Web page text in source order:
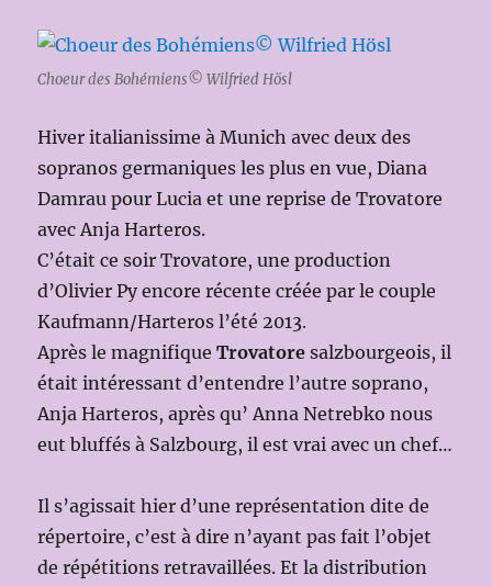
Choeur des Bohémiens© Wilfried Hösl
Hiver italianissime à Munich avec deux des
sopranos germaniques les plus en vue, Diana
Damrau pour Lucia et une reprise de Trovatore
avec Anja Harteros.
C’était ce soir Trovatore, une production
d’Olivier Py encore récente créée par le couple
Kaufmann/Harteros l’été 2013.
Après le magnifiqueTrovatore salzbourgeois, il
était intéressant d’entendre l’autre soprano,
Anja Harteros, après qu’ Anna Netrebko nous
eut bluffés à Salzbourg, il est vrai avec un chef…
Il s’agissait hier d’une représentation dite de
répertoire, c’est à dire n’ayant pas fait l’objet
de répétitions retravaillées. Et la distribution